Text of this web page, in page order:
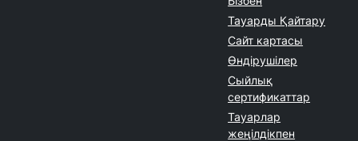
Тауарды Қайтару
Сайт картасы
Өндірушілер
Сыйлық
сертификаттар
Тауарлар
жеңілдікпен